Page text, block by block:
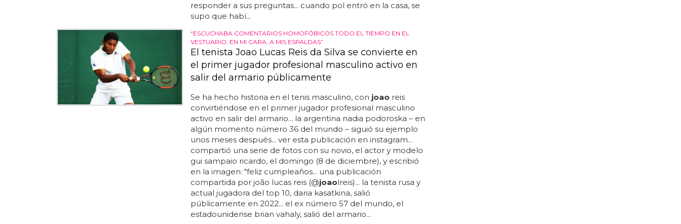
responder a sus preguntas... cuando pol entró en la casa, se
supo que habí...
“ESCUCHABA COMENTARIOS HOMOFÓBICOS TODO EL TIEMPO EN EL
VESTUARIO, EN MI CARA, A MIS ESPALDAS”
El tenista Joao Lucas Reis da Silva se convierte en
el primer jugador profesional masculino activo en
salir del armario públicamente
Se ha hecho historia en el tenis masculino, con joao reis
convirtiéndose en el primer jugador profesional masculino
activo en salir del armario... la argentina nadia podoroska – en
algún momento número 36 del mundo – siguió su ejemplo
unos meses después... ver esta publicación en instagram...
compartió una serie de fotos con su novio, el actor y modelo
gui sampaio ricardo, el domingo (8 de diciembre), y escribió
en la imagen: "feliz cumpleaños... una publicación
compartida por joão lucas reis (@joaolreis)... la tenista rusa y
actual jugadora del top 10, daria kasatkina, salió
públicamente en 2022... el ex número 57 del mundo, el
estadounidense brian vahaly, salió del armario...